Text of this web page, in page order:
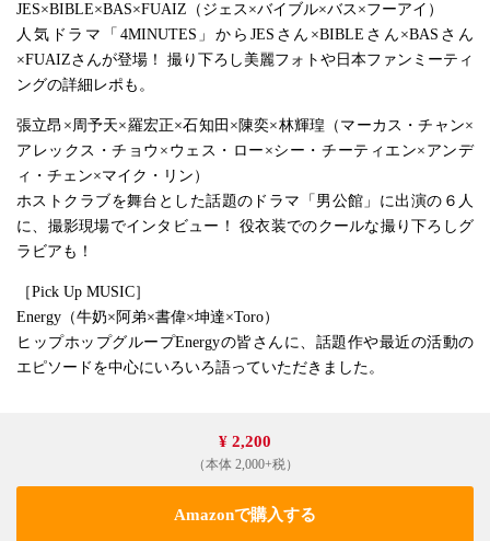
JES×BIBLE×BAS×FUAIZ（ジェス×バイブル×バス×フーアイ）
人気ドラマ「4MINUTES」からJESさん×BIBLEさん×BASさん
×FUAIZさんが登場！ 撮り下ろし美麗フォトや日本ファンミーティ
ングの詳細レポも。
張立昂×周予天×羅宏正×石知田×陳奕×林輝瑝（マーカス・チャン×
アレックス・チョウ×ウェス・ロー×シー・チーティエン×アンデ
ィ・チェン×マイク・リン）
ホストクラブを舞台とした話題のドラマ「男公館」に出演の６人
に、撮影現場でインタビュー！ 役衣装でのクールな撮り下ろしグ
ラビアも！
［Pick Up MUSIC］
Energy（牛奶×阿弟×書偉×坤達×Toro）
ヒップホップグループEnergyの皆さんに、話題作や最近の活動の
エピソードを中心にいろいろ語っていただきました。
¥ 2,200
（本体 2,000+税）
Amazonで購入する